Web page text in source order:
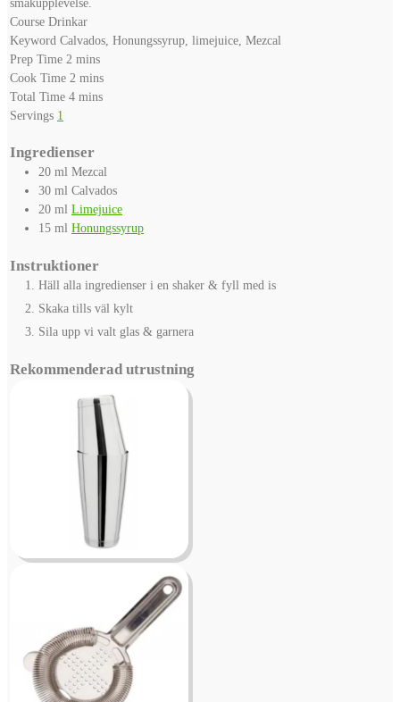
Course Drinkar
Keyword Calvados, Honungssyrup, limejuice, Mezcal
Prep Time 2 minutes
mins
Cook Time 2 minutes
mins
Total Time 4minutes
mins
Servings 1
Ingredienser
20 ml Mezcal
30 ml Calvados
20 ml Limejuice
15 ml Honungssyrup
Instruktioner
Häll alla ingredienser i en shaker & fyll med is
Skaka tills väl kylt
Sila upp vi valt glas & garnera
Rekommenderad utrustning